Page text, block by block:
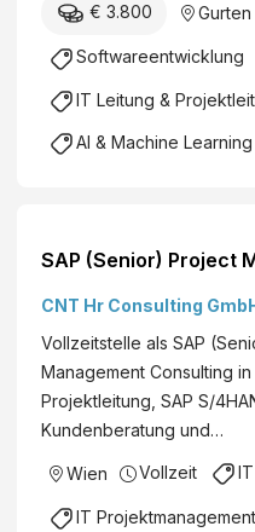
€ 3.800 Gurten
Softwareentwicklung
IT Leitung &
AI & Machine Learning
SAP (Senior) Project
CNT Hr Consulting
Vollzeitstelle als SAP
Management Consulting
Projektleitung, SAP S/
Kundenberatung und…
Wien Vollzeit
IT Projektmanagement